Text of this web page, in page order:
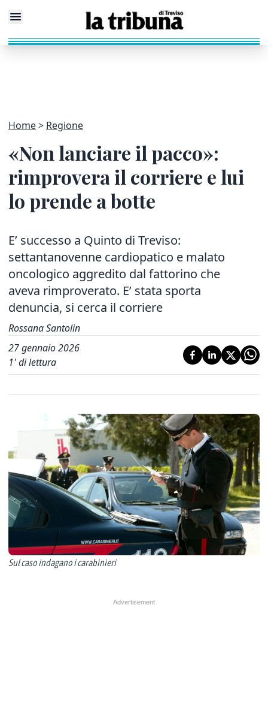
Home Regione
«Non lanciare il pacco»:
rimprovera il corriere e lui
lo prende a botte
E’ successo a Quinto di Treviso:
settantanovenne cardiopatico e malato
oncologico aggredito dal fattorino che
aveva rimproverato. E’ stata sporta
denuncia, si cerca il corriere
Rossana Santolin
27 gennaio 2026
1' di lettura
Sul caso indagano i carabinieri